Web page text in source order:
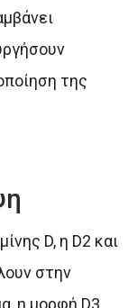
της
D, η D2 και
στην
η μορφή D3